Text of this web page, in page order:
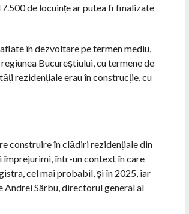
de locuințe ar putea fi finalizate
în dezvoltare pe termen mediu,
Bucureștiului, cu termene de
rezidențiale erau în construcție, cu
construire în clădiri rezidențiale din
împrejurimi, într-un context în care
cel mai probabil, și în 2025, iar
Andrei Sârbu, directorul general al